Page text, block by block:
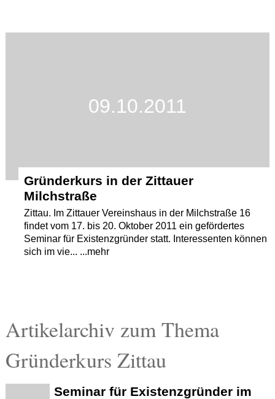
09.10.2011
Gründerkurs in der Zittauer
Milchstraße
Zittau. Im Zittauer Vereinshaus in der Milchstraße 16
findet vom 17. bis 20. Oktober 2011 ein gefördertes
Seminar für Existenzgründer statt. Interessenten können
sich im vie... ...mehr
Artikelarchiv zum Thema
Gründerkurs Zittau
Seminar für Existenzgründer im